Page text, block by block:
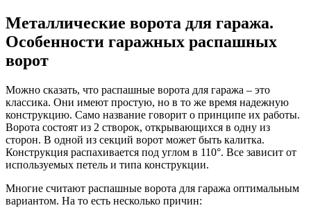
Металлические ворота для гаража.
Особенности гаражных распашных
ворот
Можно сказать, что распашные ворота для гаража – это
классика. Они имеют простую, но в то же время надежную
конструкцию. Само название говорит о принципе их работы.
Ворота состоят из 2 створок, открывающихся в одну из
сторон. В одной из секций ворот может быть калитка.
Конструкция распахивается под углом в 110°. Все зависит от
используемых петель и типа конструкции.
Многие считают распашные ворота для гаража оптимальным
вариантом. На то есть несколько причин: